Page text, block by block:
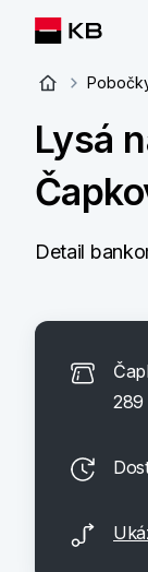
Lysá
Detail
289